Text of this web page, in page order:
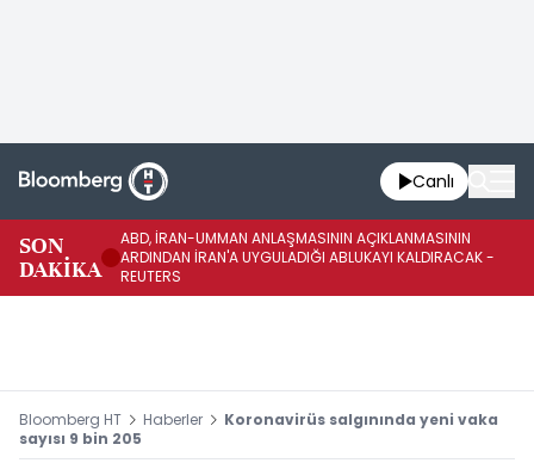
Canlı
SON
DAKİKA
ABD, İRAN-UMMAN ANLAŞMASININ AÇIKLANMASININ
ARDINDAN İRAN'A UYGULADIĞI ABLUKAYI KALDIRACAK -
REUTERS
Bloomberg HT Haberler
Koronavirüs salgınında yeni vaka
sayısı 9 bin 205